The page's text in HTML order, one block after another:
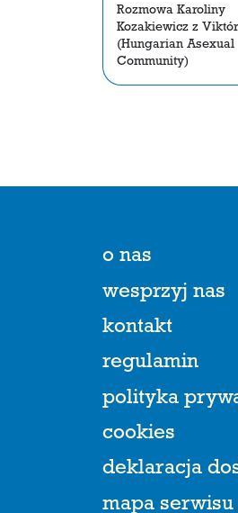
Rozmowa Karoliny
Kozakiewicz z
(Hungarian Asexual
Community)
o nas
wesprzyj nas
kontakt
regulamin
polityka
cookies
deklaracja
mapa serwisu